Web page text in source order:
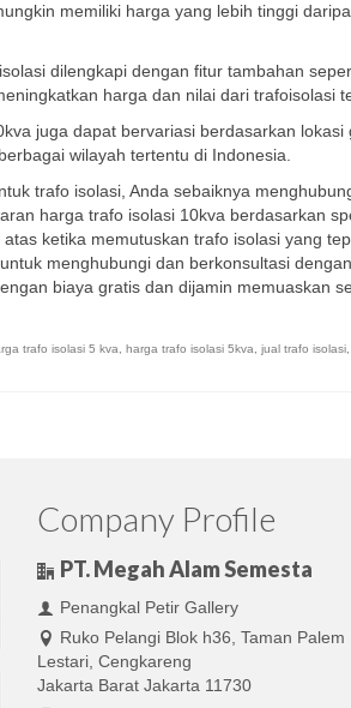
memiliki harga yang lebih tinggi
dilengkapi dengan fitur tambahan
harga dan nilai dari trafoisolasi
juga dapat bervariasi berdasarkan
wilayah tertentu di Indonesia.
trafo isolasi, Anda sebaiknya
harga trafo isolasi 10kva berdasarkan
ketika memutuskan trafo isolasi yang
menghubungi dan berkonsultasi
biaya gratis dan dijamin memuaskan
trafo isolasi 5 kva harga trafo isolasi 5kva jual trafo isolasi
Company Profile
PT. Megah Alam Semesta
Penangkal Petir Gallery
Ruko Pelangi Blok h36, Taman Palem
Lestari, Cengkareng
Jakarta Barat Jakarta 11730